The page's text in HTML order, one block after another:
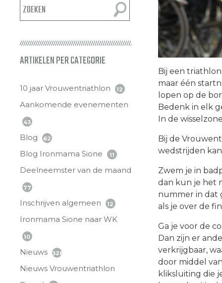
ARTIKELEN PER CATEGORIE
10 jaar Vrouwentriathlon 12
Aankomende evenementen
43
Blog 62
Blog Ironmama Sione 11
Deelneemster van de maand
77
Inschrijven algemeen 12
Ironmama Sione naar WK
10
Nieuws 328
Nieuws Vrouwentriathlon
Bij een
maar één
lopen op de
Bedenk in elk
In de
Bij de
wedstrijden
Zwem je in
dan kun je het
nummer in dat
als je over de
Ga je voor de
Dan zijn er
verkrijgbaar,
door middel
kliksluiting die